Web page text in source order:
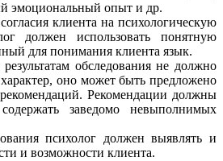
эмоциональный опыт и др.
клиента на психологическую
должен использовать понятную
для понимания клиента язык.
обследования не должно
оно может быть предложено
Рекомендации должны
заведомо невыполнимых
психолог должен выявлять и
и возможности клиента.